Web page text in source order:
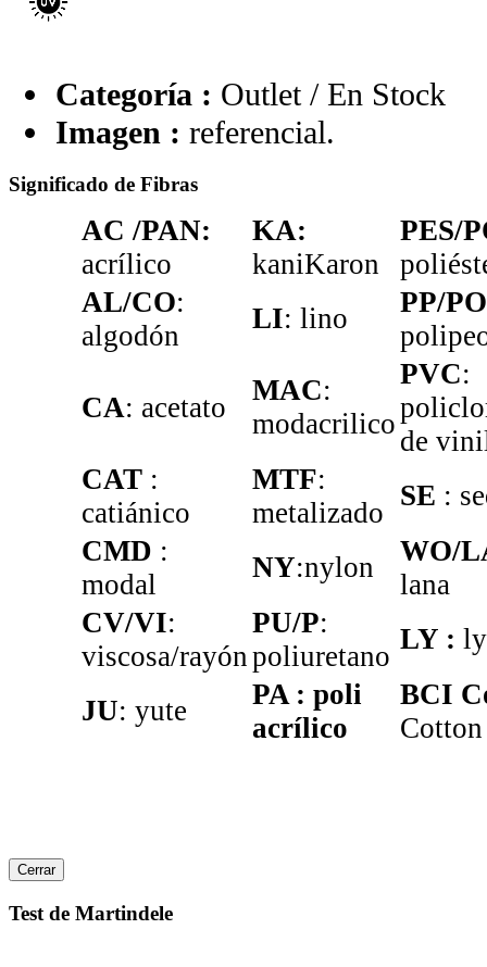
Categoría : Outlet / En Stock
Imagen : referencial.
Significado de Fibras
AC /PAN:
acrílico
KA:
kaniKaron
PES/
AL/CO:
algodón
LI: lino
PP/
CA: acetato
MAC:
modacrilico
PVC:
de
CAT :
catiánico
MTF:
metalizado
SE :
CMD :
modal
NY:nylon
WO/
lana
CV/VI:
viscosa/rayón
PU/P:
poliuretano
LY :
JU: yute
PA : poli
acrílico
BCI
Cotton
Cerrar
Test de Martindele